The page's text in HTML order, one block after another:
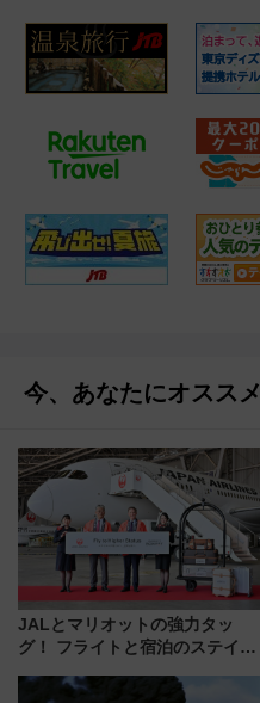
今、あなたにオススメ
JALとマリオットの強力タッ
グ！ フライトと宿泊のステイタ
上級会員資格を効率よく獲得す